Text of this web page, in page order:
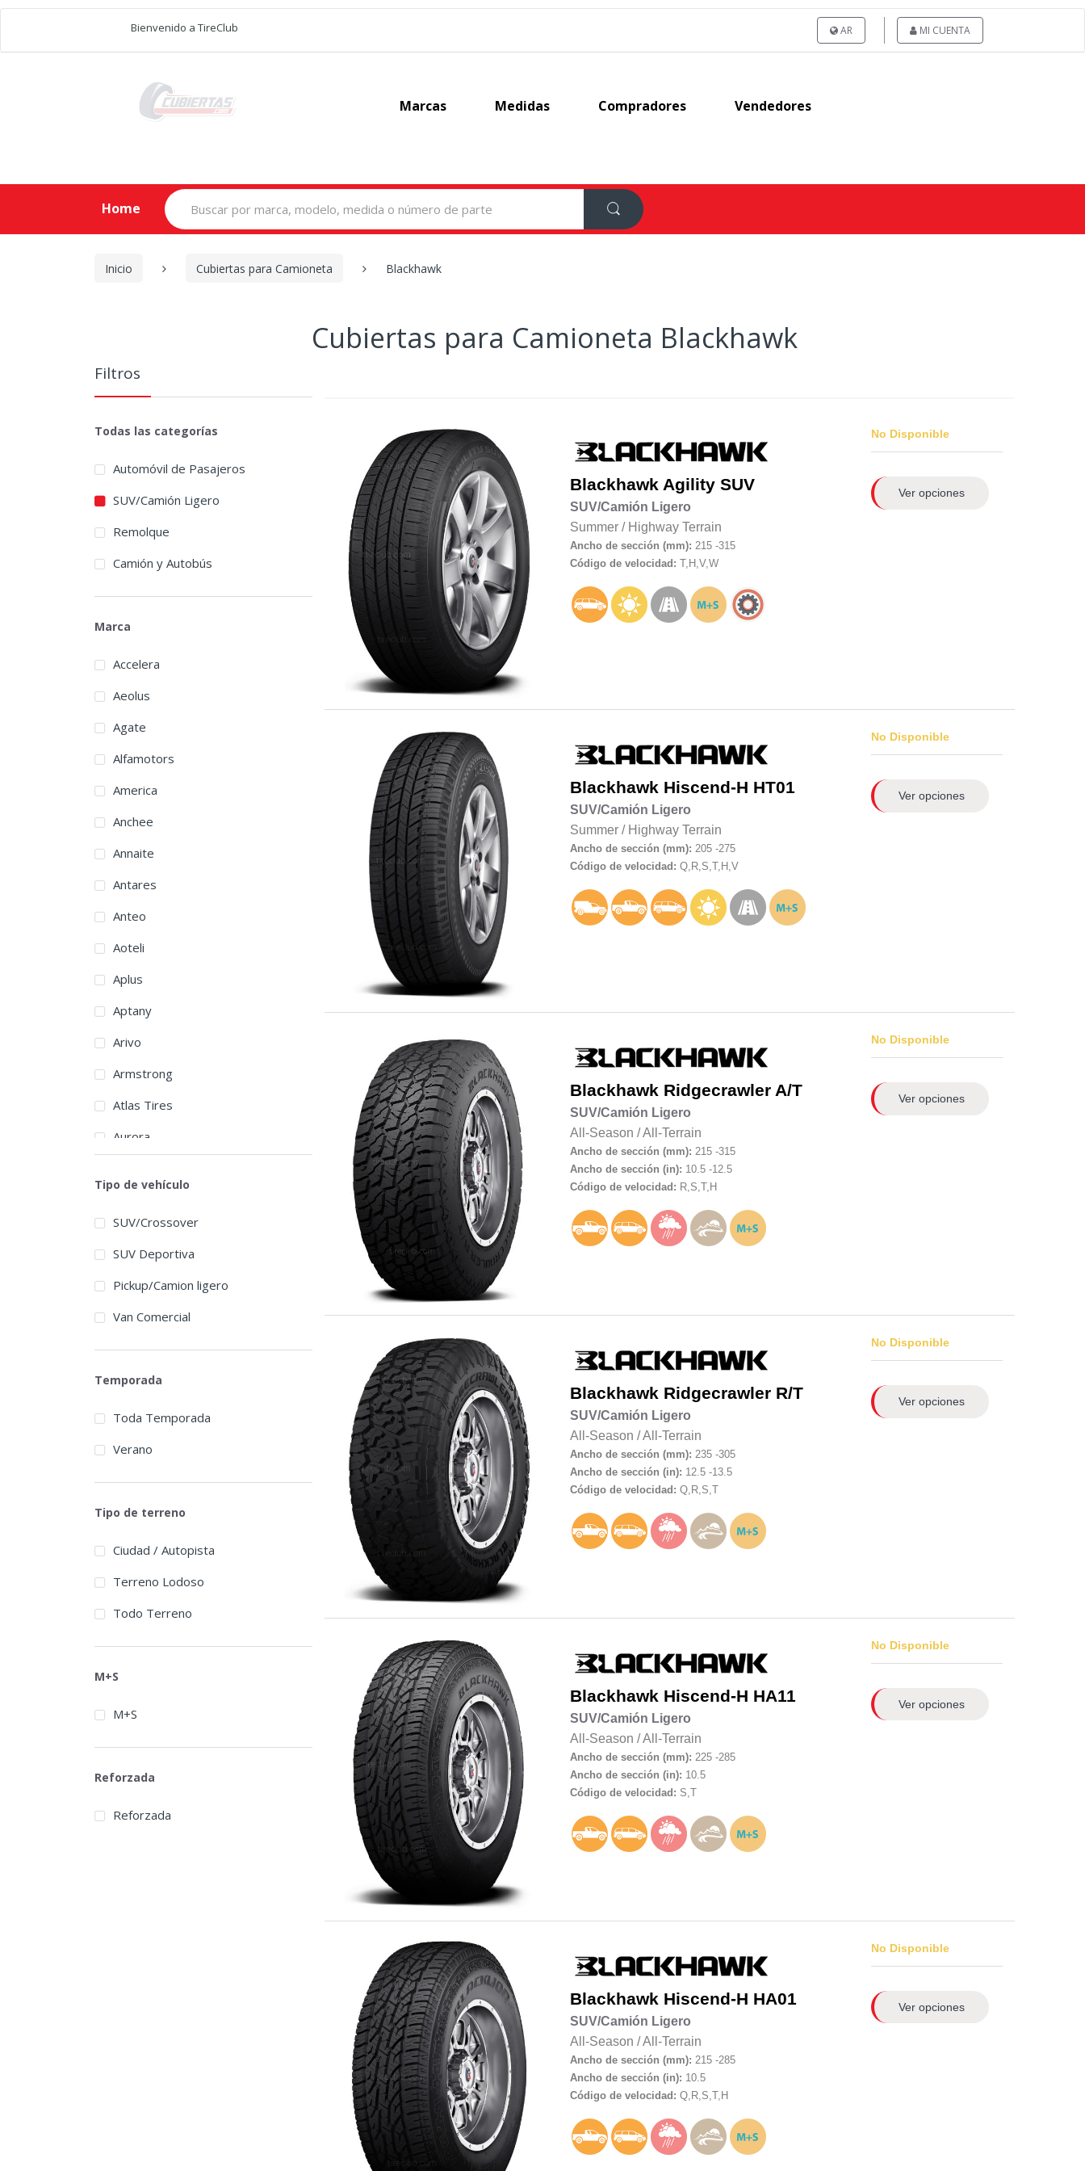
Bienvenido a TireClub AR MI CUENTA
Marcas Medidas Compradores Vendedores
Home
Search
for:
Inicio Cubiertas para Camioneta Blackhawk
Cubiertas para Camioneta Blackhawk
Blackhawk Agility SUV
SUV/Camión Ligero
Summer / Highway Terrain
Ancho de sección (mm): 215 -315
Código de velocidad: T,H,V,W
No Disponible
Ver opciones
Blackhawk Hiscend-H HT01
SUV/Camión Ligero
Summer / Highway Terrain
Ancho de sección (mm): 205 -275
Código de velocidad: Q,R,S,T,H,V
No Disponible
Ver opciones
Blackhawk Ridgecrawler A/T
SUV/Camión Ligero
All-Season /All-Terrain
Ancho de sección (mm): 215 -315
Ancho de sección (in): 10.5 -12.5
Código de velocidad: R,S,T,H
No Disponible
Ver opciones
Blackhawk Ridgecrawler R/T
SUV/Camión Ligero
All-Season /All-Terrain
Ancho de sección (mm): 235 -305
Ancho de sección (in): 12.5 -13.5
Código de velocidad: Q,R,S,T
No Disponible
Ver opciones
Blackhawk Hiscend-H HA11
SUV/Camión Ligero
All-Season /All-Terrain
Ancho de sección (mm): 225 -285
Ancho de sección (in): 10.5
Código de velocidad: S,T
No Disponible
Ver opciones
Blackhawk Hiscend-H HA01
SUV/Camión Ligero
All-Season /All-Terrain
Ancho de sección (mm): 215 -285
Ancho de sección (in): 10.5
Código de velocidad: Q,R,S,T,H
No Disponible
Ver opciones
Filtros
Todas las categorías
Automóvil de Pasajeros
SUV/Camión Ligero
Remolque
Camión y Autobús
Marca
Accelera
Aeolus
Agate
Alfamotors
America
Anchee
Annaite
Antares
Anteo
Aoteli
Aplus
Aptany
Arivo
Armstrong
Atlas Tires
Aurora
Barum
BFGoodrich
BlackArrow
Blackhawk
Bridgestone
Broadpeak
Cachland
Carbon
Centara
Chengshan
Comforser
Compasal
Cooper
Tipo de vehículo
SUV/Crossover
SUV Deportiva
Pickup/Camion ligero
Van Comercial
Temporada
Toda Temporada
Verano
Tipo de terreno
Ciudad / Autopista
Terreno Lodoso
Todo Terreno
M+S
M+S
Reforzada
Reforzada